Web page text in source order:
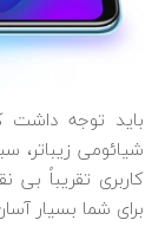
کاربری تقریباً
برای شما بسیار